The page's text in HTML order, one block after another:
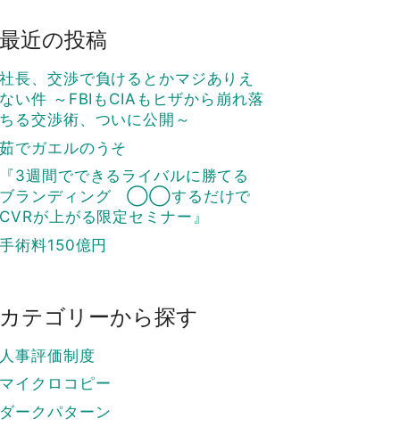
最近の投稿
社長、交渉で負けるとかマジありえ
ない件 ～FBIもCIAもヒザから崩れ落
ちる交渉術、ついに公開～
茹でガエルのうそ
『3週間でできるライバルに勝てる
ブランディング ◯◯するだけで
CVRが上がる限定セミナー』
手術料150億円
カテゴリーから探す
人事評価制度
マイクロコピー
ダークパターン